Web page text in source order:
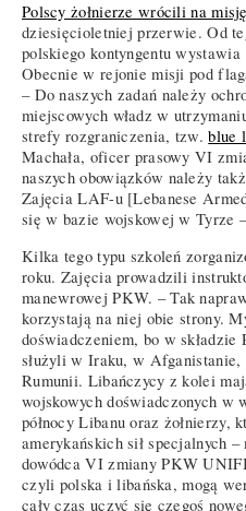
Polscy żołnierze wrócili na
dziesięcioletniej przerwie. Od
polskiego kontyngentu
Obecnie w rejonie misji pod
– Do naszych zadań należy
miejscowych władz w
strefy rozgraniczenia, tzw.blue
Machała, oficer prasowy VI
naszych obowiązków należy
Zajęcia LAF-u [Lebanese
się w bazie wojskowej w Tyrze
Kilka tego typu szkoleń
roku. Zajęcia prowadzili
manewrowej PKW. – Tak
korzystają na niej obie strony.
doświadczeniem, bo w
służyli w Iraku, w Afganistanie,
Rumunii. Libańczycy z kolei
wojskowych doświadczonych w
północy Libanu oraz żołnierzy,
amerykańskich sił specjalnych –
dowódca VI zmiany PKW
czyli polska i libańska, mogą
cały czas uczyć się czegoś